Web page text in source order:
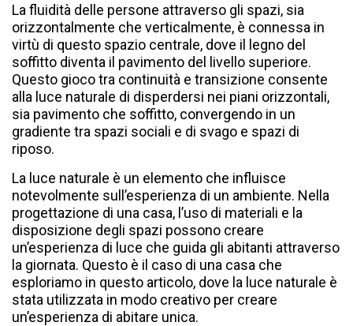
La fluidità delle persone attraverso gli spazi, sia
orizzontalmente che verticalmente, è connessa in
virtù di questo spazio centrale, dove il legno del
soffitto diventa il pavimento del livello superiore.
Questo gioco tra continuità e transizione consente
alla luce naturale di disperdersi nei piani orizzontali,
sia pavimento che soffitto, convergendo in un
gradiente tra spazi sociali e di svago e spazi di
riposo.
La luce naturale è un elemento che influisce
notevolmente sull’esperienza di un ambiente. Nella
progettazione di una casa, l’uso di materiali e la
disposizione degli spazi possono creare
un’esperienza di luce che guida gli abitanti attraverso
la giornata. Questo è il caso di una casa che
esploriamo in questo articolo, dove la luce naturale è
stata utilizzata in modo creativo per creare
un’esperienza di abitare unica.